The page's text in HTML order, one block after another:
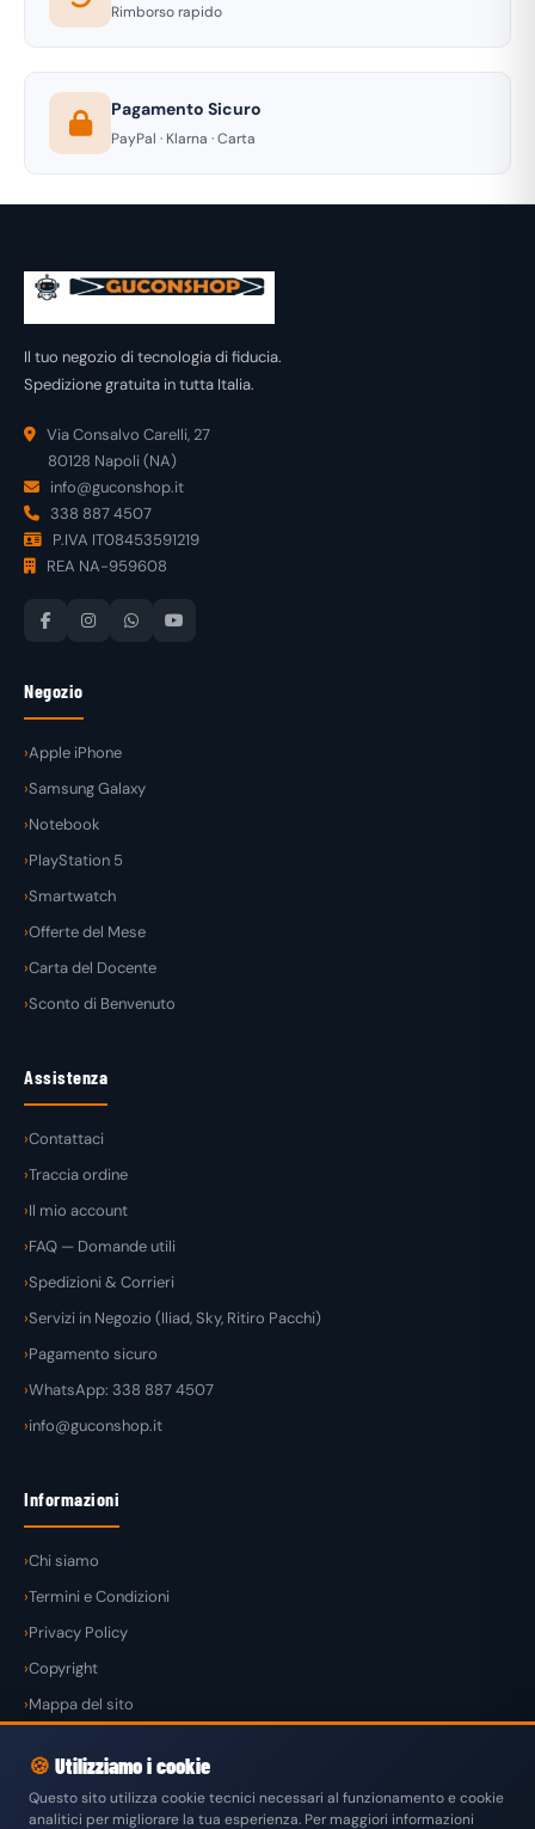
Rimborso rapido
Pagamento Sicuro
PayPal · Klarna · Carta
Il tuo negozio di tecnologia di fiducia.
Spedizione gratuita in tutta Italia.
Via Consalvo Carelli, 27
80128 Napoli (NA)
info@guconshop.it
338 887 4507
P.IVA IT08453591219
REA NA-959608
Negozio
Apple iPhone
Samsung Galaxy
Notebook
PlayStation 5
Smartwatch
Offerte del Mese
Carta del Docente
Sconto di Benvenuto
Assistenza
Contattaci
Traccia ordine
Il mio account
FAQ — Domande utili
Spedizioni & Corrieri
Servizi in Negozio (Iliad, Sky, Ritiro Pacchi)
Pagamento sicuro
WhatsApp: 338 887 4507
info@guconshop.it
Informazioni
Chi siamo
Termini e Condizioni
Privacy Policy
Copyright
Mappa del sito
© 2026 GuconShopdi Guglielmo Conte — Tutti i diritti riservati.
🍪 Utilizziamo i cookie
Questo sito utilizza cookie tecnici necessari al funzionamento e cookie
analitici per migliorare la tua esperienza. Per maggiori informazioni